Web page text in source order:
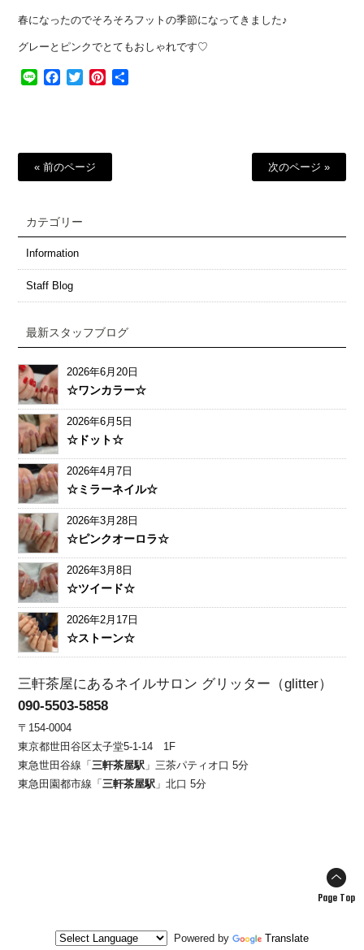
春になったのでそろそろフットの季節になってきました♪
グレーとピンクでとてもおしゃれです♡
Line Facebook
TwitterPinterest
« 前のページ 次のページ »
カテゴリー
Information
Staff Blog
最新スタッフブログ
2026年6月20日
☆ワンカラー☆
2026年6月5日
☆ドット☆
2026年4月7日
☆ミラーネイル☆
2026年3月28日
☆ピンクオーロラ☆
2026年3月8日
☆ツイード☆
2026年2月17日
☆ストーン☆
三軒茶屋にあるネイルサロン グリッター（glitter）
090-5503-5858
〒154-0004
東京都世田谷区太子堂5-1-14 1F
東急世田谷線「 三軒茶屋駅」三茶パティオ口 5分
東急田園都市線「 三軒茶屋駅」北口 5分
Page Top
Powered by Translate